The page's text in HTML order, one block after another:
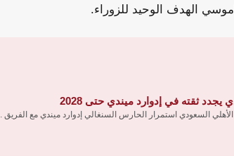
الهدف الوحيد للزوراء.
يجدد ثقته في إدوارد ميندي حتى 2028
الأهلي السعودي استمرار الحارس السنغالي إدوارد ميندي مع الفريق ...